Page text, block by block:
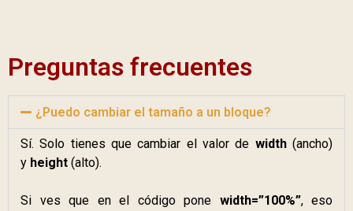
Preguntas frecuentes
¿Puedo cambiar el tamaño a un bloque?
Sí. Solo tienes que cambiar el valor de width(ancho)
y height (alto).
Si ves que en el código pone width=”100%”, eso